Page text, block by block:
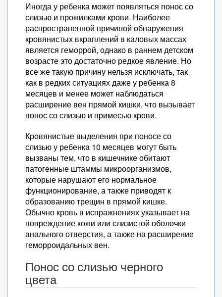
Иногда у ребенка может появляться понос со
слизью и прожилками крови. Наиболее
распространенной причиной обнаружения
кровянистых вкраплений в каловых массах
является геморрой, однако в раннем детском
возрасте это достаточно редкое явление. Но
все же такую причину нельзя исключать, так
как в редких ситуациях даже у ребенка 8
месяцев и менее может наблюдаться
расширение вен прямой кишки, что вызывает
понос со слизью и примесью крови.
Кровянистые выделения при поносе со
слизью у ребенка 10 месяцев могут быть
вызваны тем, что в кишечнике обитают
патогенные штаммы микроорганизмов,
которые нарушают его нормальное
функционирование, а также приводят к
образованию трещин в прямой кишке.
Обычно кровь в испражнениях указывает на
повреждение кожи или слизистой оболочки
анального отверстия, а также на расширение
геморроидальных вен.
Понос со слизью черного
цвета